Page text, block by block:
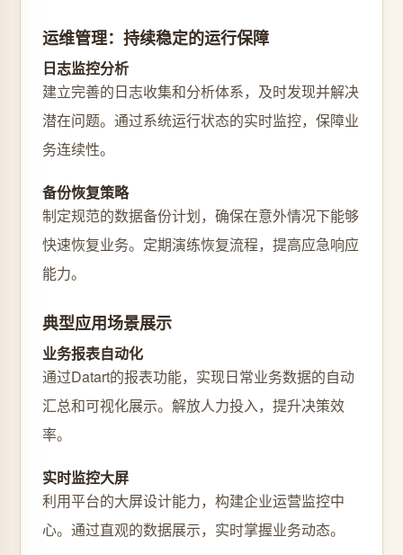
运维管理：持续稳定的运行保障
日志监控分析
建立完善的日志收集和分析体系，及时发现并解决
潜在问题。通过系统运行状态的实时监控，保障业
务连续性。
备份恢复策略
制定规范的数据备份计划，确保在意外情况下能够
快速恢复业务。定期演练恢复流程，提高应急响应
能力。
典型应用场景展示
业务报表自动化
通过Datart的报表功能，实现日常业务数据的自动
汇总和可视化展示。解放人力投入，提升决策效
率。
实时监控大屏
利用平台的大屏设计能力，构建企业运营监控中
心。通过直观的数据展示，实时掌握业务动态。